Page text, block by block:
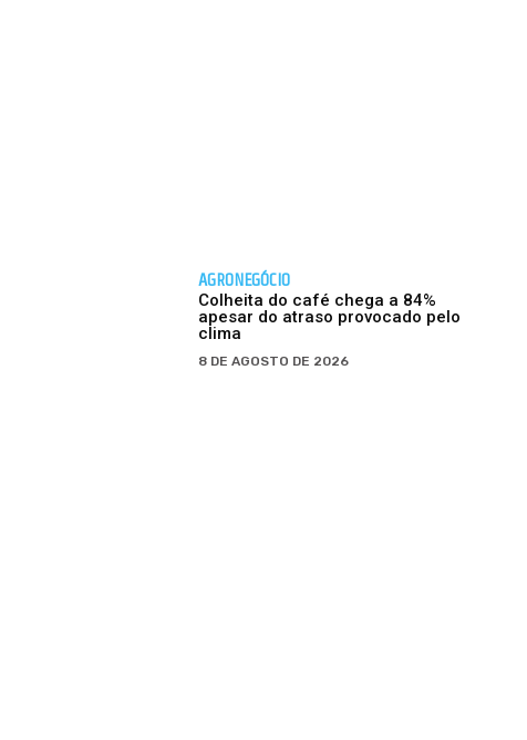
AGRONEGÓCIO
Colheita do café chega a 84%
apesar do atraso provocado pelo
clima
8 DE AGOSTO DE 2026